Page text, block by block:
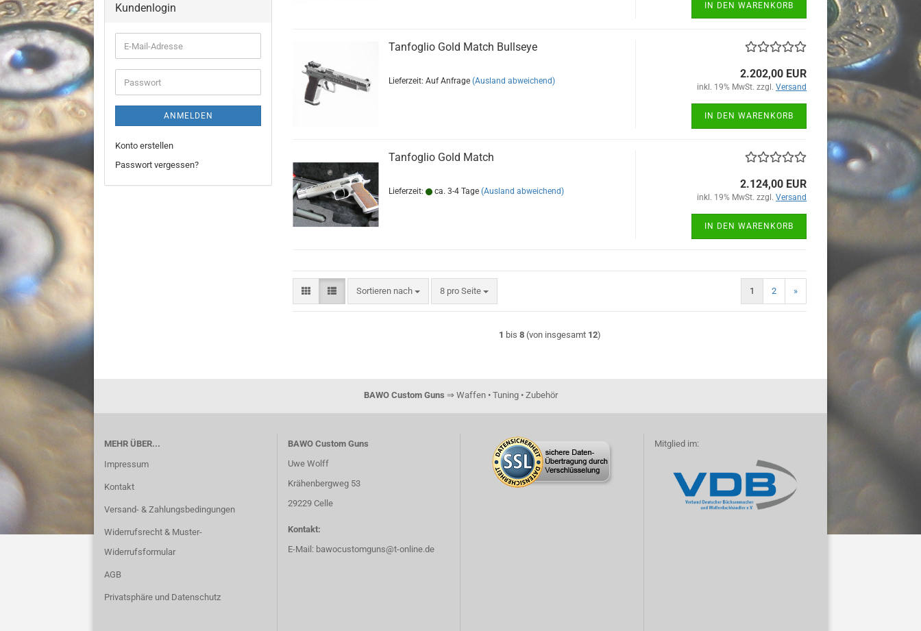
IN DEN WARENKORB
Tanfoglio Gold Match Bullseye
Lieferzeit: Auf Anfrage (Ausland abweichend)
2.202,00 EUR
inkl. 19% MwSt. zzgl. Versand
IN DEN WARENKORB
Tanfoglio Gold Match
Lieferzeit: ca. 3-4 Tage (Ausland abweichend)
2.124,00 EUR
inkl. 19% MwSt. zzgl. Versand
IN DEN WARENKORB
Sortieren nach
Sortieren nach 8 pro Seite
pro Seite 1 2 »
1 bis 8(von insgesamt 12)
Kundenlogin
E-
Mail-
Adresse
Passwort
ANMELDEN
Konto erstellen
Passwort vergessen?
BAWO Custom Guns ⇒ Waffen • Tuning • Zubehör
MEHR ÜBER...
Impressum
Kontakt
Versand- & Zahlungsbedingungen
Widerrufsrecht & Muster-
Widerrufsformular
AGB
Privatsphäre und Datenschutz
BAWO Custom Guns
Uwe Wolff
Krähenbergweg 53
29229 Celle
Kontakt:
E-Mail: bawocustomguns@t-online.de
Mitglied im: